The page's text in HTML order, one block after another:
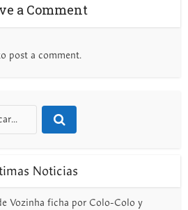
a Comment
post a comment.
Noticias
Vozinha ficha por Colo-Colo y